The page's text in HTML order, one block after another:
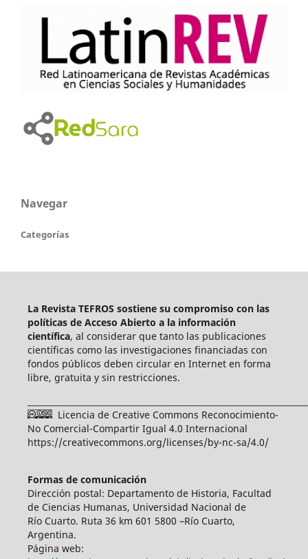
Navegar
Categorías
La Revista TEFROS sostiene su compromiso con las
políticas de Acceso Abierto a la información
científica, al considerar que tanto las publicaciones
científicas como las investigaciones financiadas con
fondos públicos deben circular en Internet en forma
libre, gratuita y sin restricciones.
Licencia de Creative Commons Reconocimiento-
No Comercial-Compartir Igual 4.0 Internacional
https://creativecommons.org/licenses/by-nc-sa/4.0/
Formas de comunicación
Dirección postal: Departamento de Historia, Facultad
de Ciencias Humanas, Universidad Nacional de
Río Cuarto. Ruta 36 km 601 5800 –Río Cuarto,
Argentina.
Página web: